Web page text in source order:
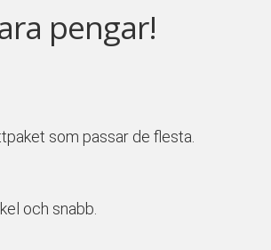
pengar!
som passar de flesta.
och snabb.